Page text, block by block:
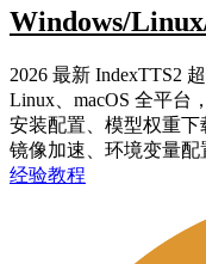
Windows/
2026 最新 IndexTTS2
Linux、macOS 全平台
安装配置、模型权重下
镜像加速、环境变量配
经验教程